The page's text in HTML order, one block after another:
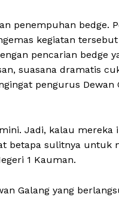
penempuhan bedge.
kegiatan
pencarian bedge
suasana dramatis
pengurus Dewan
Jadi, kalau mereka
betapa sulitnya untuk
1 Kauman.
Galang yang